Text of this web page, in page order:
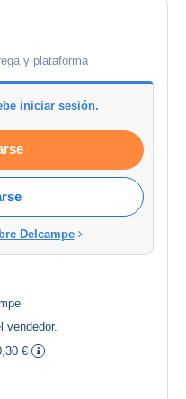
y plataforma
iniciar sesión.
Delcampe
vendedor.
€